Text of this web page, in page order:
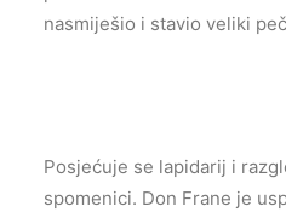
nasmiješio i stavio veliki
Posjećuje se lapidarij i
spomenici. Don Frane je